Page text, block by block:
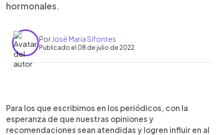
hormonales.
Por José María Sifontes
Publicado el 08 de julio de 2022
Escuchar artículo
Para los que escribimos en los periódicos, con la
esperanza de que nuestras opiniones y
recomendaciones sean atendidas y logren influir en al